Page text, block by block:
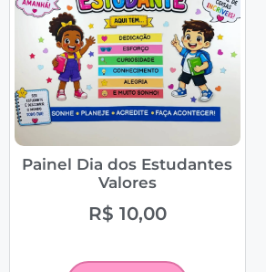
Painel Dia dos Estudantes
Valores
R$ 10,00